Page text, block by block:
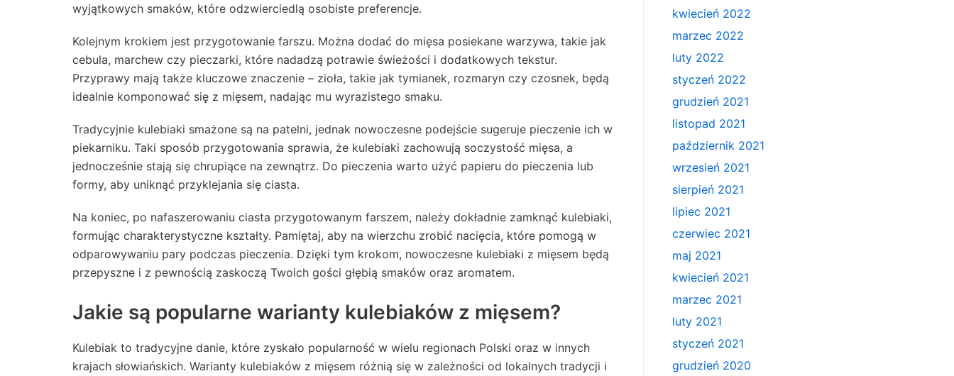
wyjątkowych smaków, które odzwierciedlą osobiste preferencje.
Kolejnym krokiem jest przygotowanie farszu. Można dodać do mięsa posiekane warzywa, takie jak
cebula, marchew czy pieczarki, które nadadzą potrawie świeżości i dodatkowych tekstur.
Przyprawy mają także kluczowe znaczenie – zioła, takie jak tymianek, rozmaryn czy czosnek, będą
idealnie komponować się z mięsem, nadając mu wyrazistego smaku.
Tradycyjnie kulebiaki smażone są na patelni, jednak nowoczesne podejście sugeruje pieczenie ich w
piekarniku. Taki sposób przygotowania sprawia, że kulebiaki zachowują soczystość mięsa, a
jednocześnie stają się chrupiące na zewnątrz. Do pieczenia warto użyć papieru do pieczenia lub
formy, aby uniknąć przyklejania się ciasta.
Na koniec, po nafaszerowaniu ciasta przygotowanym farszem, należy dokładnie zamknąć kulebiaki,
formując charakterystyczne kształty. Pamiętaj, aby na wierzchu zrobić nacięcia, które pomogą w
odparowywaniu pary podczas pieczenia. Dzięki tym krokom, nowoczesne kulebiaki z mięsem będą
przepyszne i z pewnością zaskoczą Twoich gości głębią smaków oraz aromatem.
Jakie są popularne warianty kulebiaków z mięsem?
Kulebiak to tradycyjne danie, które zyskało popularność w wielu regionach Polski oraz w innych
krajach słowiańskich. Warianty kulebiaków z mięsem różnią się w zależności od lokalnych tradycji i
kwiecień 2022
marzec 2022
luty 2022
styczeń 2022
grudzień 2021
listopad 2021
październik 2021
wrzesień 2021
sierpień 2021
lipiec 2021
czerwiec 2021
maj 2021
kwiecień 2021
marzec 2021
luty 2021
styczeń 2021
grudzień 2020